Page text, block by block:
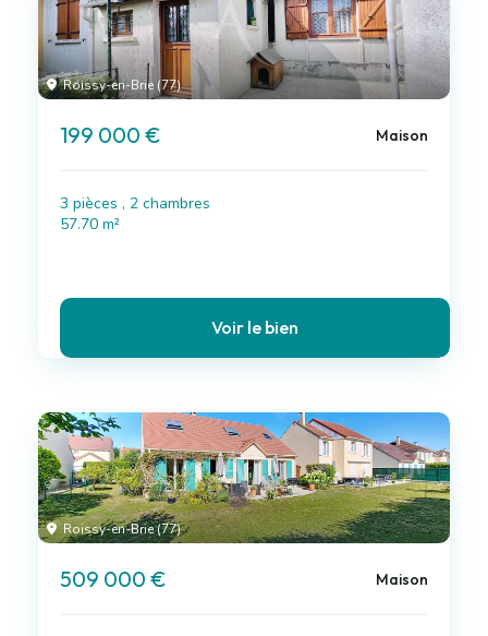
Roissy-en-Brie (77)
199 000 € Maison
3 pièces , 2 chambres
57.70 m²
Voir le bien
Roissy-en-Brie (77)
509 000 € Maison